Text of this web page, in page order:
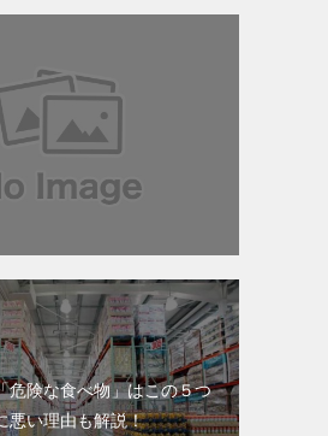
危険な食べ物」はこの５つ
悪い理由も解説！